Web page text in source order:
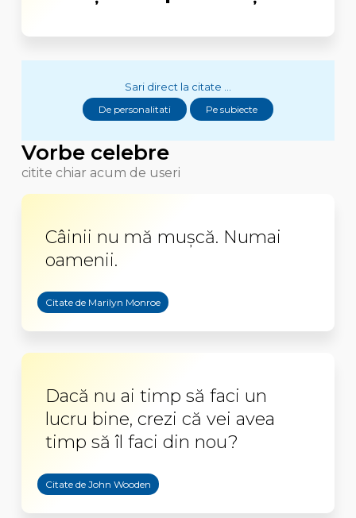
Sari direct la citate ...
De personalitati Pe subiecte
Vorbe celebre
citite chiar acum de useri
Câinii nu mă mușcă. Numai
oamenii.
Citate de Marilyn Monroe
Dacă nu ai timp să faci un
lucru bine, crezi că vei avea
timp să îl faci din nou?
Citate de John Wooden